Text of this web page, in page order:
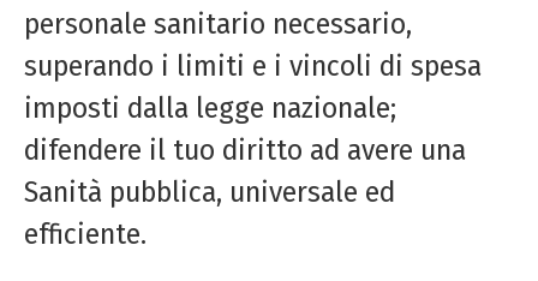
personale sanitario necessario,
superando i limiti e i vincoli di spesa
imposti dalla legge nazionale;
difendere il tuo diritto ad avere una
Sanità pubblica, universale ed
efficiente.